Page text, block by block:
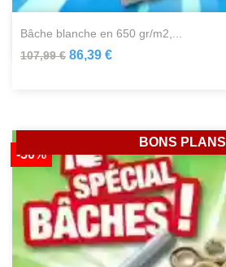
bâche blanche en 650 gr/m2,...
107,99 € 86,39 €
-50%
BONS PLANS